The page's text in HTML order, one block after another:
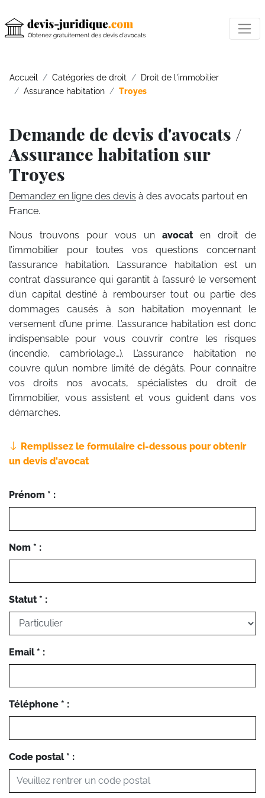
Accueil Catégories de droit
Droit de l'immobilier
Assurance habitation
Troyes
Demande de devis d'avocats /
Assurance habitation sur
Troyes
Demandez en ligne des devis à des avocats partout en
France.
Nous trouvons pour vous un avocat en droit de
l’immobilier pour toutes vos questions concernant
l’assurance habitation. L’assurance habitation est un
contrat d’assurance qui garantit à l’assuré le versement
d’un capital destiné à rembourser tout ou partie des
dommages causés à son habitation moyennant le
versement d’une prime. L’assurance habitation est donc
indispensable pour vous couvrir contre les risques
(incendie, cambriolage…). L’assurance habitation ne
couvre qu’un nombre limité de dégâts. Pour connaitre
vos droits nos avocats, spécialistes du droit de
l’immobilier, vous assistent et vous guident dans vos
démarches.
Remplissez le formulaire ci-dessous pour obtenir
un devis d'avocat
Prénom * :
Nom * :
Statut * :
Email * :
Téléphone * :
Code postal * :